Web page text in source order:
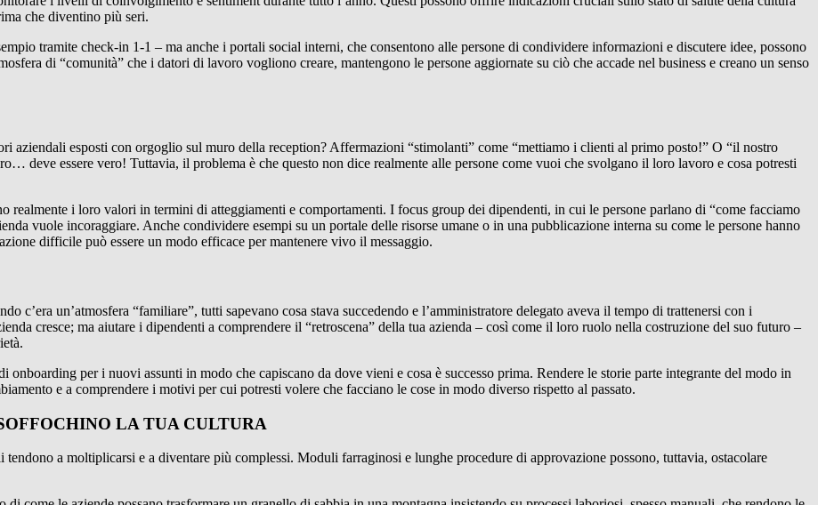
che diventino più seri.
tramite check-in 1-1 – ma anche i portali social interni, che consentono alle persone di condividere informazioni e discutere idee, possono
di “comunità” che i datori di lavoro vogliono creare, mantengono le persone aggiornate su ciò che accade nel business e creano un senso
aziendali esposti con orgoglio sul muro della reception? Affermazioni “stimolanti” come “mettiamo i clienti al primo posto!” O “il nostro
deve essere vero! Tuttavia, il problema è che questo non dice realmente alle persone come vuoi che svolgano il loro lavoro e cosa potresti
realmente i loro valori in termini di atteggiamenti e comportamenti. I focus group dei dipendenti, in cui le persone parlano di “come facciamo
vuole incoraggiare. Anche condividere esempi su un portale delle risorse umane o in una pubblicazione interna su come le persone hanno
difficile può essere un modo efficace per mantenere vivo il messaggio.
c’era un’atmosfera “familiare”, tutti sapevano cosa stava succedendo e l’amministratore delegato aveva il tempo di trattenersi con i
cresce; ma aiutare i dipendenti a comprendere il “retroscena” della tua azienda – così come il loro ruolo nella costruzione del suo futuro –
per i nuovi assunti in modo che capiscano da dove vieni e cosa è successo prima. Rendere le storie parte integrante del modo in
e a comprendere i motivi per cui potresti volere che facciano le cose in modo diverso rispetto al passato.
LA TUA CULTURA
a moltiplicarsi e a diventare più complessi. Moduli farraginosi e lunghe procedure di approvazione possono, tuttavia, ostacolare